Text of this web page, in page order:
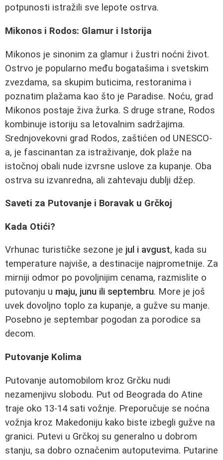
potpunosti istražili sve lepote ostrva.
Mikonos i Rodos: Glamur i Istorija
Mikonos je sinonim za glamur i žustri noćni život.
Ostrvo je popularno među bogatašima i svetskim
zvezdama, sa skupim buticima, restoranima i
poznatim plažama kao što je Paradise. Noću, grad
Mikonos postaje živa žurka. S druge strane, Rodos
kombinuje istoriju sa letovalnim sadržajima.
Srednjovekovni grad Rodos, zaštićen od UNESCO-
a, je fascinantan za istraživanje, dok plaže na
istočnoj obali nude izvrsne uslove za kupanje. Oba
ostrva su izvanredna, ali zahtevaju dublji džep.
Saveti za Putovanje i Boravak u Grčkoj
Kada Otići?
Vrhunac turističke sezone je jul i avgust, kada su
temperature najviše, a destinacije najprometnije. Za
mirniji odmor po povoljnijim cenama, razmislite o
putovanju u maju, junu ili septembru. More je još
uvek dovoljno toplo za kupanje, a gužve su manje.
Posebno je septembar pogodan za porodice sa
decom.
Putovanje Kolima
Putovanje automobilom kroz Grčku nudi
nezamenjivu slobodu. Put od Beograda do Atine
traje oko 13-14 sati vožnje. Preporučuje se noćna
vožnja kroz Makedoniju kako biste izbegli gužve na
granici. Putevi u Grčkoj su generalno u dobrom
stanju, sa dobro označenim autoputevima. Putarine